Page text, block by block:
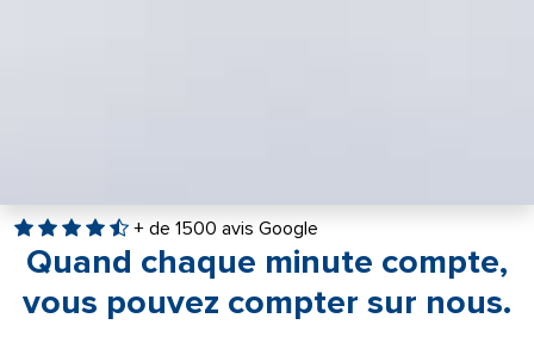
+ de 1500 avis Google
Quand chaque minute compte,
vous pouvez compter sur nous.